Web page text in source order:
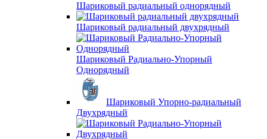
Шариковый радиальный однорядный
Шариковый радиальный двухрядный
Шариковый Радиально-Упорный
Однорядный
Шариковый Упорно-радиальный
Двухрядный